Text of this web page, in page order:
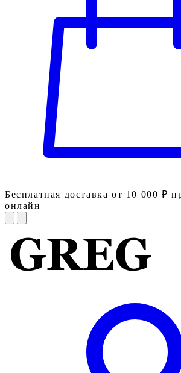
Бесплатная доставка от 10 000 ₽
онлайн